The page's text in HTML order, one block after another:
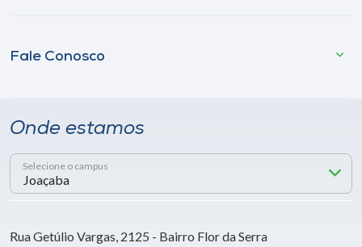
Fale Conosco
Onde estamos
Selecione o campus
Rua Getúlio Vargas, 2125 - Bairro Flor da Serra